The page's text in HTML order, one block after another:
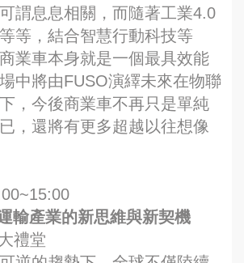
謂息息相關，而隨著工業4.0
等，結合智慧行動科技等
業車本身就是一個最具效能
中將由FUSO演繹未來在物聯
，今後商業車不再只是單純
，還將有更多超越以往想像
輸產業的新思維與新契機
禮堂